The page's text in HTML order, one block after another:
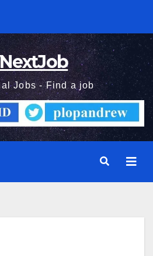
Jobs - Find a job